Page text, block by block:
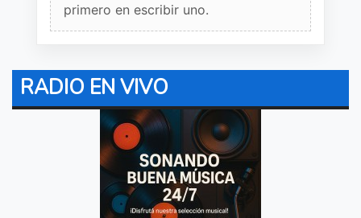
primero en escribir uno.
RADIO EN VIVO